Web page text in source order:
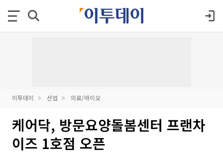
이투데이 산업 의료/바이오
케어닥, 방문요양돌봄센터 프랜차
이즈 1호점 오픈